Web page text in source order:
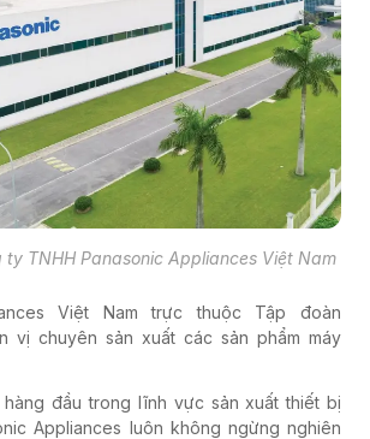
ty TNHH Panasonic Appliances Việt Nam
Việt Nam trực thuộc Tập đoàn
vị chuyên sản xuất các sản phẩm máy
đầu trong lĩnh vực sản xuất thiết bị
Appliances luôn không ngừng nghiên